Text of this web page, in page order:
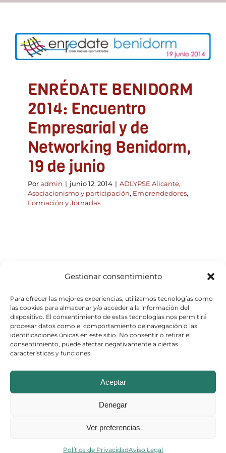
Gestionar consentimiento
Para ofrecer las mejores experiencias, utilizamos tecnologías como
las cookies para almacenar y/o acceder a la información del
dispositivo. El consentimiento de estas tecnologías nos permitirá
procesar datos como el comportamiento de navegación o las
identificaciones únicas en este sitio. No consentir o retirar el
consentimiento, puede afectar negativamente a ciertas
características y funciones.
Aceptar
Denegar
Ver preferencias
Política de PrivacidadAviso Legal
Contacto
Asóciate
Empresarial y de
Networking Benidorm, 19
ADLYPSE Alicante Asociacionismo y participación
Formación y Jornadas
ENRÉDATE BENIDORM
2014: Encuentro
Empresarial y de
Networking Benidorm,
19 de junio
Poradmin | junio 12, 2014 | ADLYPSE Alicante,
Asociacionismo y participación, Emprendedores,
Formación y Jornadas
© Copyright 2026
Política de Cookies
Política de Privacidad